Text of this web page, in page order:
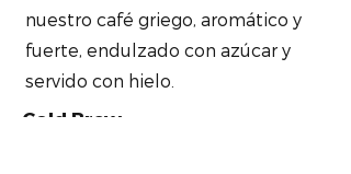
nuestro café griego, aromático y
fuerte, endulzado con azúcar y
servido con hielo.
Cold Brew: